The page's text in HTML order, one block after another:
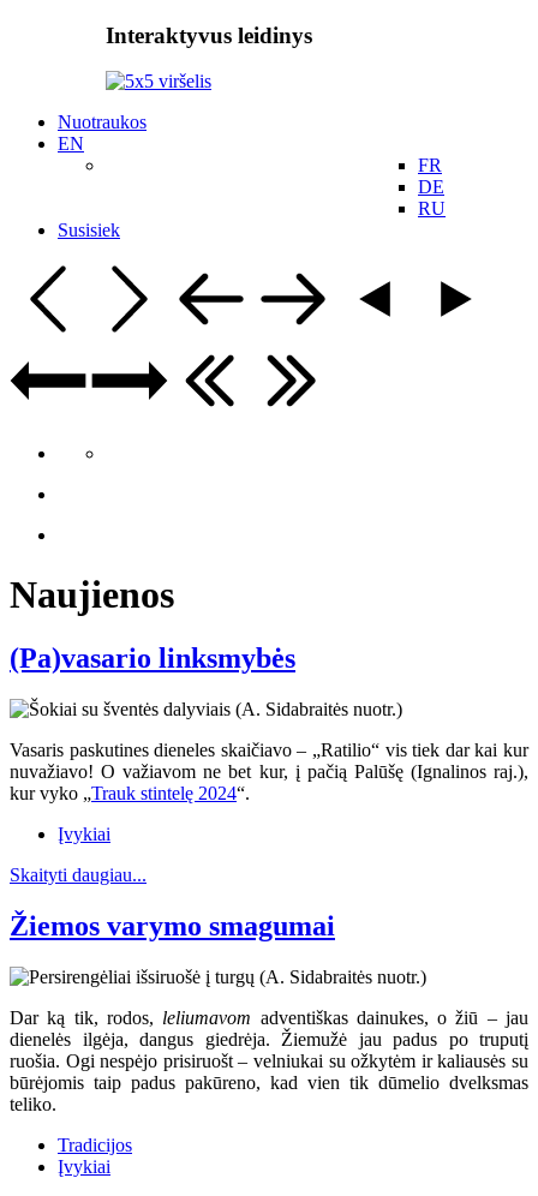
Interaktyvus leidinys
Nuotraukos
EN
FR
DE
RU
Susisiek
Naujienos
(Pa)vasario linksmybės
Vasaris paskutines dieneles skaičiavo – „Ratilio“ vis tiek dar kai kur
nuvažiavo! O važiavom ne bet kur, į pačią Palūšę (Ignalinos raj.),
kur vyko „Trauk stintelę 2024“.
Įvykiai
Skaityti daugiau...
Žiemos varymo smagumai
Dar ką tik, rodos, leliumavom adventiškas dainukes, o žiū – jau
dienelės ilgėja, dangus giedrėja. Žiemužė jau padus po truputį
ruošia. Ogi nespėjo prisiruošt – velniukai su ožkytėm ir kaliausės su
būrėjomis taip padus pakūreno, kad vien tik dūmelio dvelksmas
teliko.
Tradicijos
Įvykiai